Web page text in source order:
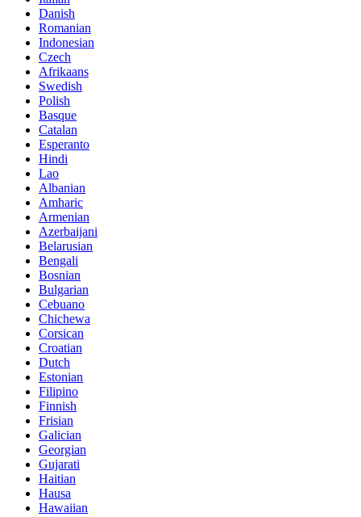
Danish
Romanian
Indonesian
Czech
Afrikaans
Swedish
Polish
Basque
Catalan
Esperanto
Hindi
Lao
Albanian
Amharic
Armenian
Azerbaijani
Belarusian
Bengali
Bosnian
Bulgarian
Cebuano
Chichewa
Corsican
Croatian
Dutch
Estonian
Filipino
Finnish
Frisian
Galician
Georgian
Gujarati
Haitian
Hausa
Hawaiian